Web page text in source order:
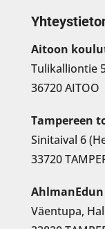
Aitoon
Tulikalliontie
36720 AITOO
Tampereen
Sinitaival 6
33720
Väentupa,